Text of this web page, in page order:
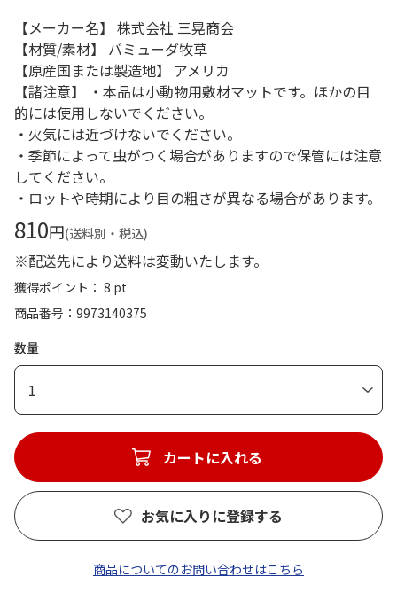
【メーカー名】 株式会社 三晃商会
【材質/素材】 バミューダ牧草
【原産国または製造地】 アメリカ
【諸注意】 ・本品は小動物用敷材マットです。ほかの目
的には使用しないでください。
・火気には近づけないでください。
・季節によって虫がつく場合がありますので保管には注意
してください。
・ロットや時期により目の粗さが異なる場合があります。
810円(送料別・税込)
※配送先により送料は変動いたします。
獲得ポイント： 8 pt
商品番号
9973140375
数量
1
カートに入れる
お気に入りに登録する
商品についてのお問い合わせはこちら